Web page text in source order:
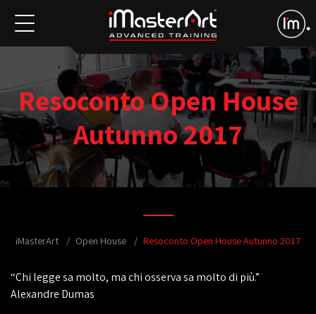
Resoconto Open House
Autunno 2017
iMasterArt Open House Resoconto Open House Autunno 2017
“Chi legge sa molto, ma chi osserva sa molto di più.”
Alexandre Dumas